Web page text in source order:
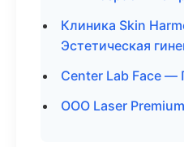
Клиника Skin
Эстетическая
Center Lab Face —
ООО Laser